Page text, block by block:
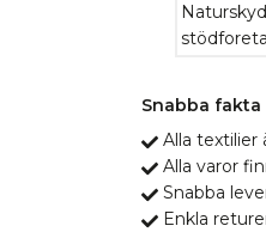
Snabba fakta
Alla textilier
Alla varor
Snabba
Enkla